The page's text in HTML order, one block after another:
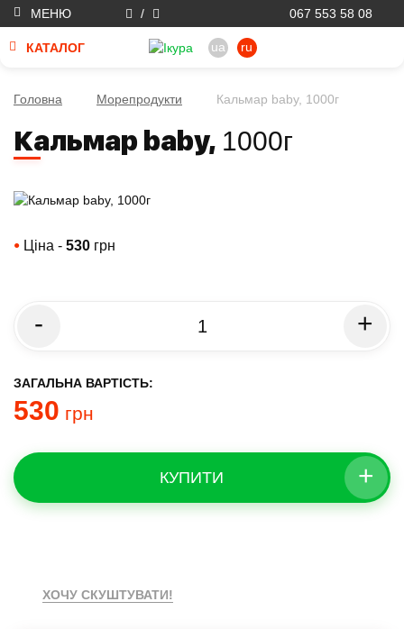
МЕНЮ / 067 553 58 08
ua ru
КАТАЛОГ
Головна Морепродукти Кальмар baby, 1000г
Кальмар baby, 1000г
● Ціна - 530 грн
- +
ЗАГАЛЬНА ВАРТІСТЬ:
530 грн
+
КУПИТИ
ХОЧУ СКУШТУВАТИ!